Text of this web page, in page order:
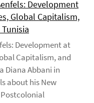
Development
Global Capitalism,
Development at
Capitalism, and
Diana Abbani in
about his New